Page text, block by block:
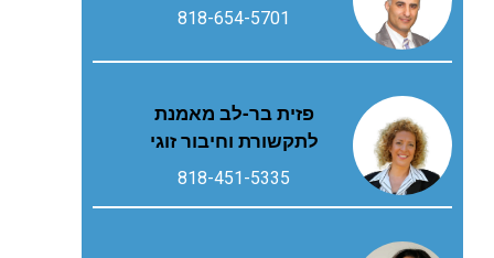
818-654-5701
פזית בר-לב מאמנת
לתקשורת וחיבור זוגי
818-451-5335